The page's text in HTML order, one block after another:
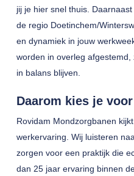
jij je hier snel thuis.
de regio Doetinchem/
en dynamiek in jouw
worden in overleg
in balans blijven.
Daarom kies je
Rovidam Mondzorgbanen
werkervaring. Wij luisteren
zorgen voor een praktijk die
dan 25 jaar ervaring binnen